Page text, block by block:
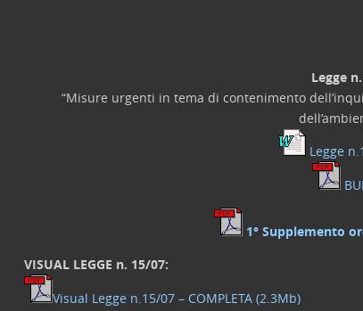
Legge
“Misure urgenti in tema di contenimento
Legge
1° Supplemento
VISUAL LEGGE n. 15/07:
Visual Legge n.15/07 – COMPLETA (2.3Mb)